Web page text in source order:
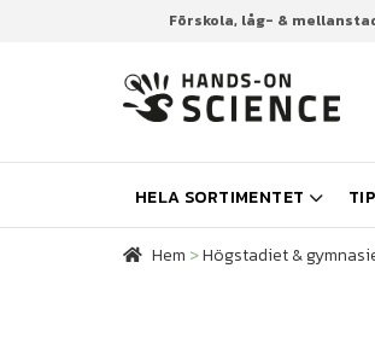
Förskola, låg- &
HELA SORTIMENTET
Hem Högstadiet &
Hem >Högstadiet &